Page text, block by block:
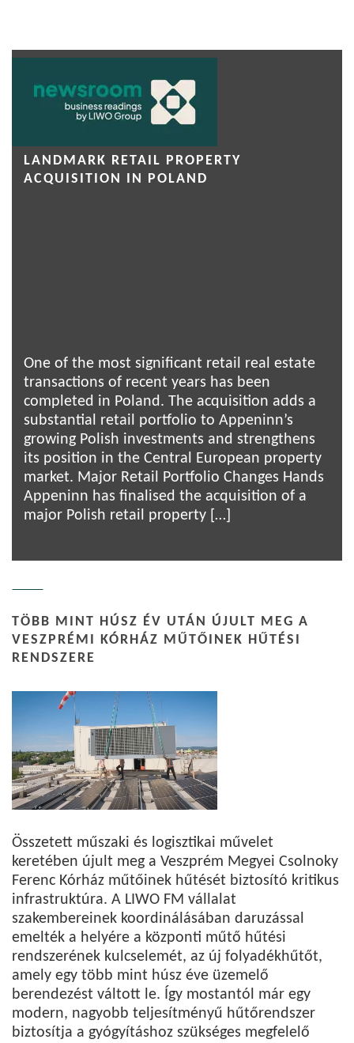
LANDMARK RETAIL PROPERTY
ACQUISITION IN POLAND
One of the most significant retail real estate
transactions of recent years has been
completed in Poland. The acquisition adds a
substantial retail portfolio to Appeninn’s
growing Polish investments and strengthens
its position in the Central European property
market. Major Retail Portfolio Changes Hands
Appeninn has finalised the acquisition of a
major Polish retail property […]
TÖBB MINT HÚSZ ÉV UTÁN ÚJULT MEG A
VESZPRÉMI KÓRHÁZ MŰTŐINEK HŰTÉSI
RENDSZERE
Összetett műszaki és logisztikai művelet
keretében újult meg a Veszprém Megyei Csolnoky
Ferenc Kórház műtőinek hűtését biztosító kritikus
infrastruktúra. A LIWO FM vállalat
szakembereinek koordinálásában daruzással
emelték a helyére a központi műtő hűtési
rendszerének kulcselemét, az új folyadékhűtőt,
amely egy több mint húsz éve üzemelő
berendezést váltott le. Így mostantól már egy
modern, nagyobb teljesítményű hűtőrendszer
biztosítja a gyógyításhoz szükséges megfelelő